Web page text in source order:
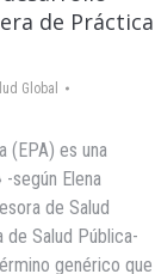
de Práctica
Global
(EPA) es una
según Elena
de Salud
de Salud Pública-
genérico que